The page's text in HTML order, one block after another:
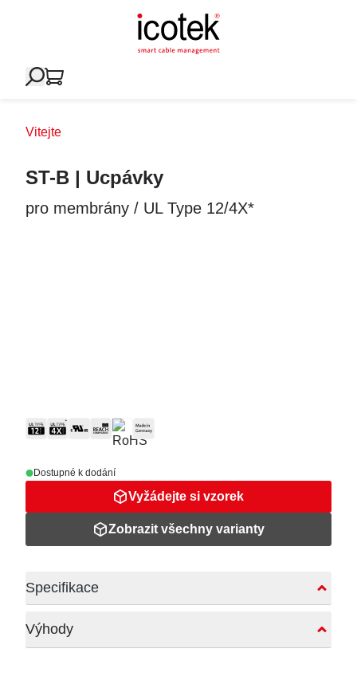
Vitejte
ST-B | Ucpávky
pro membrány / UL Type 12/4X*
Dostupné k dodání
Vyžádejte si vzorek
Zobrazit všechny varianty
Specifikace
Výhody